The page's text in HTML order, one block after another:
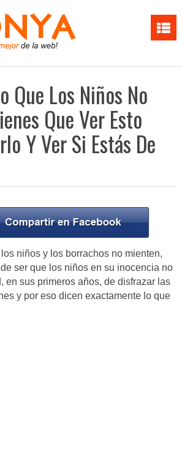
Que Los Niños No
Que Ver Esto
Y Ver Si Estás De
niños y los borrachos no mienten,
ser que los niños en su inocencia no
en sus primeros años, de disfrazar las
y por eso dicen exactamente lo que